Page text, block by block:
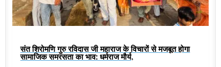
संत शिरोमणि गुरु रविदास जी महाराज के विचारों से मजबूत होगा
सामाजिक समरसता का भाव: धर्मराज मौर्य,